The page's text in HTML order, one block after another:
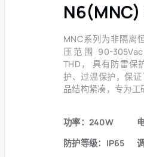
MNC系列为非隔离
压范围 90-
THD， 具有防雷保
护、过温保护，保
品结构紧凑，专为工
功率：240W
防护等级：IP65